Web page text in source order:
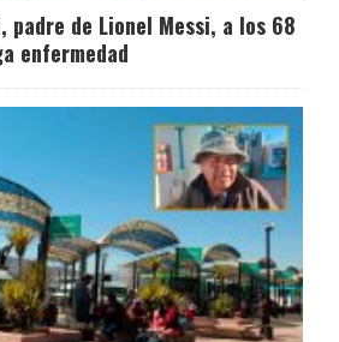
padre de Lionel Messi, a los 68
enfermedad